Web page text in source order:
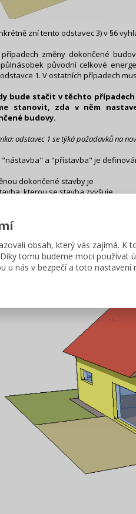
obsah, který vás zajímá. K
tomu budeme moci používat
u nás v bezpečí a toto nastavení
zní tento odstavec 3) v §6
případech změny dokončené
původní celkové
1. V ostatních případech
bude stačit v těchto případech
stanovit, zda v něm
budovy.
odstavec 1 se týká požadavků na
"nástavba" a "přístavba" je
dokončené stavby je
kterou se stavba zvyšuje,
též zateplení pláště stavby.
z praxe:
RD s obytným 1.NP a nevytápěnou